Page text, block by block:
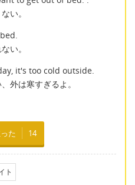
い。
い。
it's too cold outside.
外は寒すぎるよ。
た 14
ト